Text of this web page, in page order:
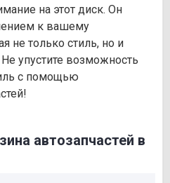
на этот диск. Он
к вашему
не только стиль, но и
упустите возможность
с помощью
автозапчастей в